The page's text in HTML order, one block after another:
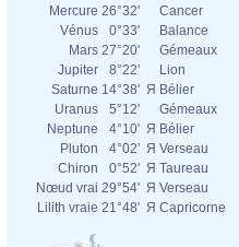
Mercure 26°32'
Cancer
Vénus
0°33'
Balance
Mars 27°20'
Gémeaux
Jupiter
8°22'
Lion
Saturne 14°38' Я Bélier
Uranus
5°12'
Gémeaux
Neptune
4°10' Я Bélier
Pluton
4°02' Я Verseau
Chiron
0°52' Я Taureau
Nœud vrai 29°54' Я Verseau
Lilith vraie 21°48' Я Capricorne